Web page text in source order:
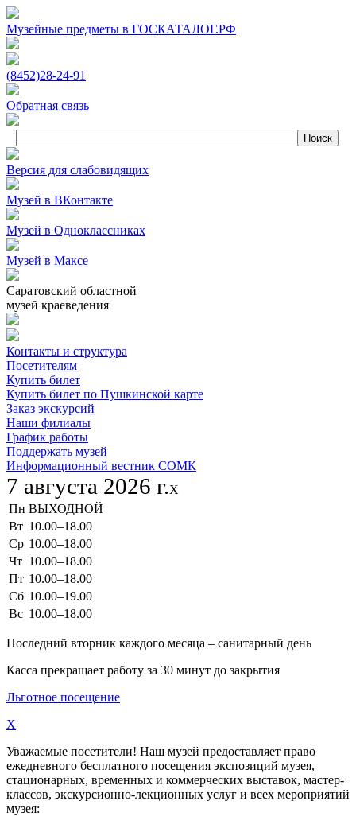
Музейные предметы в ГОСКАТАЛОГ.РФ
(8452)28‑24‑91
Обратная связь
Версия для слабовидящих
Музей в ВКонтакте
Музей в Одноклассниках
Музей в Максе
Саратовский областной
музей краеведения
Контакты и структура
Посетителям
Купить билет
Купить билет по Пушкинской карте
Заказ экскурсий
Наши филиалы
График работы
Поддержать музей
Информационный вестник СОМК
7 августа 2026 г.X
Пн ВЫХОДНОЙ
Вт 10.00–18.00
Ср 10.00–18.00
Чт 10.00–18.00
Пт 10.00–18.00
Сб 10.00–19.00
Вс 10.00–18.00
Последний вторник каждого месяца – санитарный день
Касса прекращает работу за 30 минут до закрытия
Льготное посещение
X
Уважаемые посетители! Наш музей предоставляет право
ежедневного бесплатного посещения экспозиций музея,
стационарных, временных и коммерческих выставок, мастер-
классов, экскурсионно-лекционных услуг и всех мероприятий
музея: